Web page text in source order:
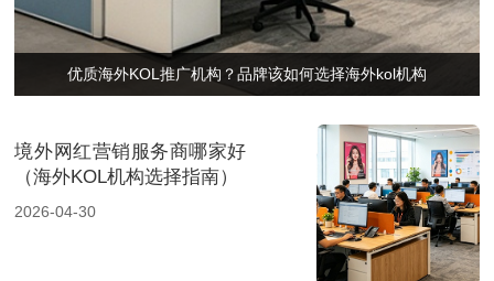
优质海外KOL推广机构？品牌该如何选择海外kol机构
境外网红营销服务商哪家好
（海外KOL机构选择指南）
2026-04-30